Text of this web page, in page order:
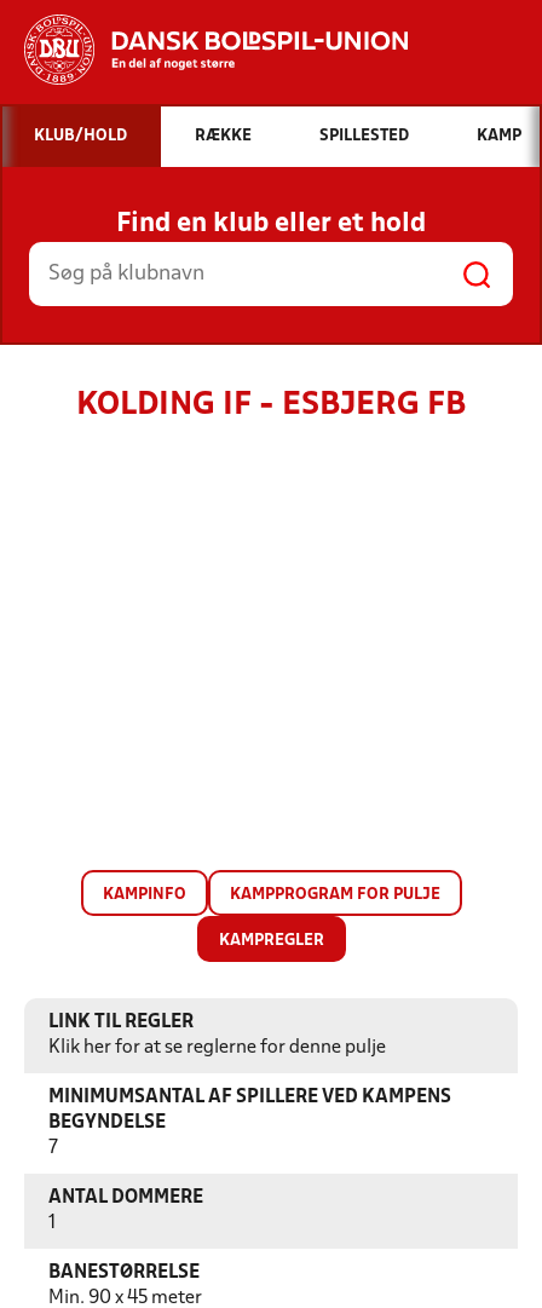
Hvad vil du søge efter?
INDHOLD OG NYHEDER
STILLINGER, RESULTATER, KLUBBER OG
HOLD
KLUB/HOLD RÆKKE SPILLESTED KAMP
Find en klub eller et hold
KOLDING IF - ESBJERG FB
KAMPINFO KAMPPROGRAM FOR PULJE
KAMPREGLER
LINK TIL REGLER
Klik her for at se reglerne for denne pulje
MINIMUMSANTAL AF SPILLERE VED KAMPENS
BEGYNDELSE
7
ANTAL DOMMERE
BANESTØRRELSE
Min. 90 x 45 meter